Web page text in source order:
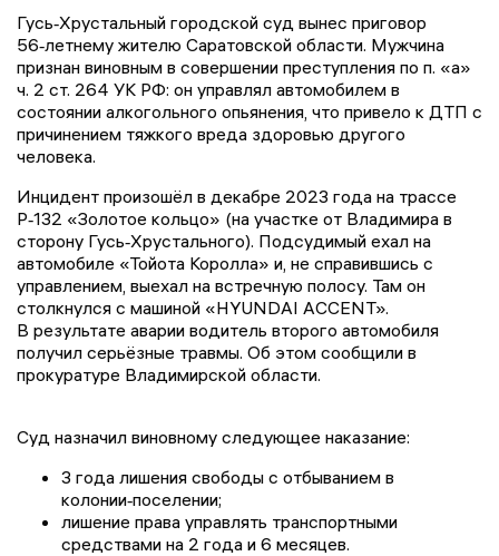
Гусь‑Хрустальный городской суд вынес приговор
56‑летнему жителю Саратовской области. Мужчина
признан виновным в совершении преступления по п. «а»
ч. 2 ст. 264 УК РФ: он управлял автомобилем в
состоянии алкогольного опьянения, что привело к ДТП с
причинением тяжкого вреда здоровью другого
человека.
Инцидент произошёл в декабре 2023 года на трассе
Р‑132 «Золотое кольцо» (на участке от Владимира в
сторону Гусь‑Хрустального). Подсудимый ехал на
автомобиле «Тойота Королла» и, не справившись с
управлением, выехал на встречную полосу. Там он
столкнулся с машиной «HYUNDAI ACCENT».
В результате аварии водитель второго автомобиля
получил серьёзные травмы. Об этом сообщили в
прокуратуре Владимирской области.
Суд назначил виновному следующее наказание:
3 года лишения свободы с отбыванием в
колонии‑поселении;
лишение права управлять транспортными
средствами на 2 года и 6 месяцев.